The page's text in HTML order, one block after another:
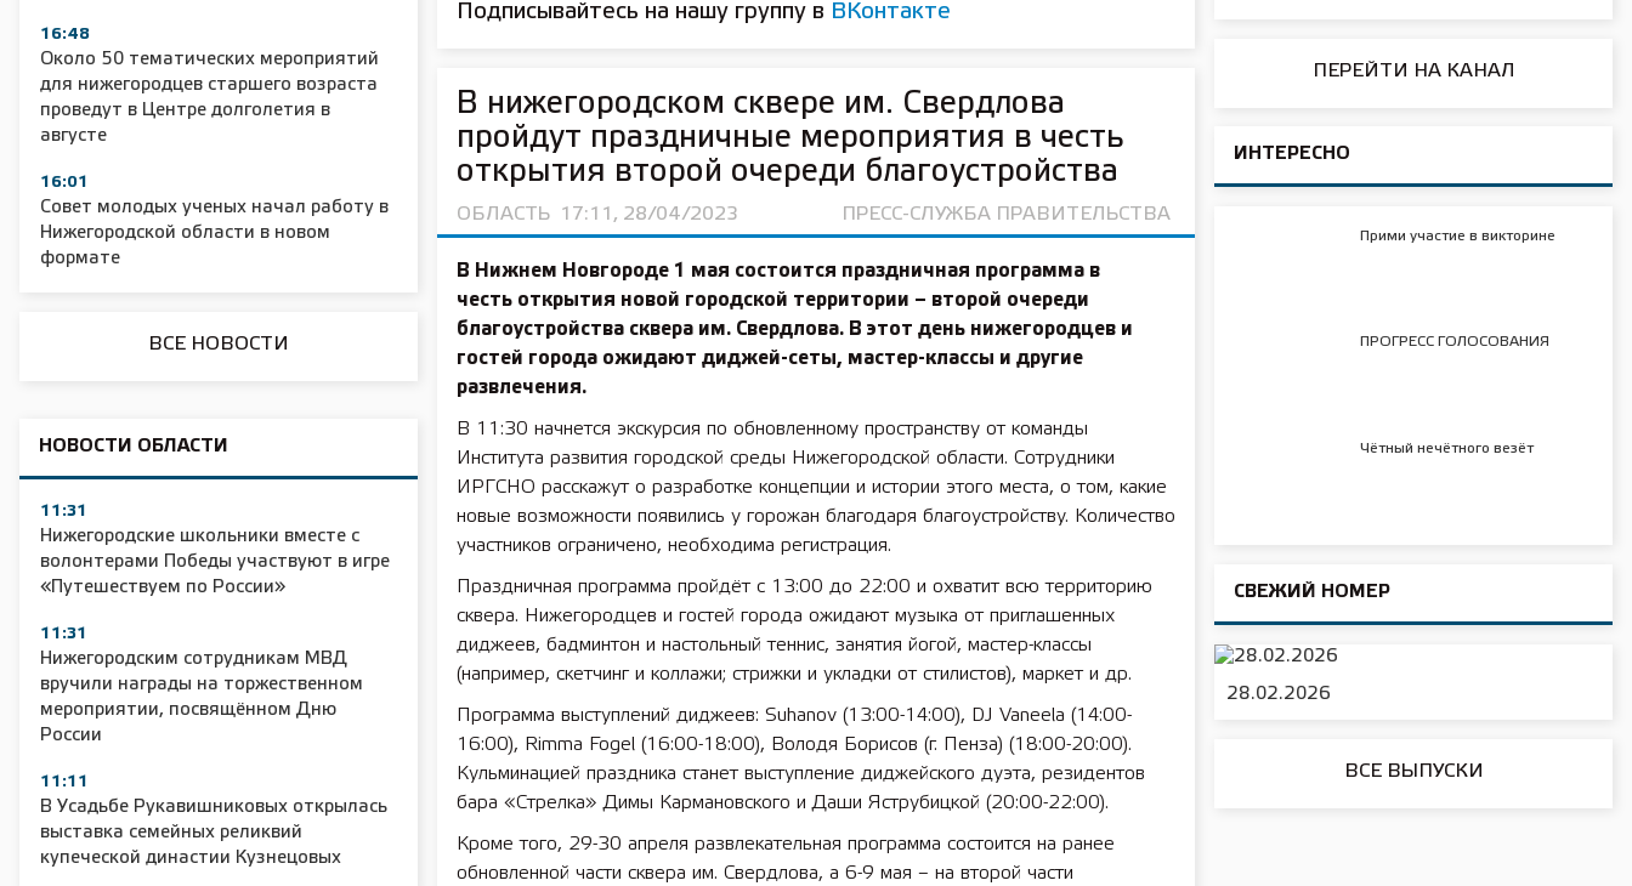
16:48
Около 50 тематических мероприятий
для нижегородцев старшего возраста
проведут в Центре долголетия в
августе
16:01
Совет молодых ученых начал работу в
Нижегородской области в новом
формате
ВСЕ НОВОСТИ
НОВОСТИ ОБЛАСТИ
11:31
Нижегородские школьники вместе с
волонтерами Победы участвуют в игре
«Путешествуем по России»
11:31
Нижегородским сотрудникам МВД
вручили награды на торжественном
мероприятии, посвящённом Дню
России
11:11
В Усадьбе Рукавишниковых открылась
выставка семейных реликвий
купеческой династии Кузнецовых
Подписывайтесь на нашу группу в ВКонтакте
В нижегородском сквере им. Свердлова
пройдут праздничные мероприятия в честь
открытия второй очереди благоустройства
ОБЛАСТЬ 17:11, 28/04/2023 ПРЕСС-СЛУЖБА ПРАВИТЕЛЬСТВА
В Нижнем Новгороде 1 мая состоится праздничная программа в
честь открытия новой городской территории – второй очереди
благоустройства сквера им. Свердлова. В этот день нижегородцев и
гостей города ожидают диджей-сеты, мастер-классы и другие
развлечения.
В 11:30 начнется экскурсия по обновленному пространству от команды
Института развития городской среды Нижегородской области. Сотрудники
ИРГСНО расскажут о разработке концепции и истории этого места, о том, какие
новые возможности появились у горожан благодаря благоустройству. Количество
участников ограничено, необходима регистрация.
Праздничная программа пройдёт с 13:00 до 22:00 и охватит всю территорию
сквера. Нижегородцев и гостей города ожидают музыка от приглашенных
диджеев, бадминтон и настольный теннис, занятия йогой, мастер-классы
(например, скетчинг и коллажи; стрижки и укладки от стилистов), маркет и др.
Программа выступлений диджеев: Suhanov (13:00-14:00), DJ Vaneela (14:00-
16:00), Rimma Fogel (16:00-18:00), Володя Борисов (г. Пенза) (18:00-20:00).
Кульминацией праздника станет выступление диджейского дуэта, резидентов
бара «Стрелка» Димы Кармановского и Даши Яструбицкой (20:00-22:00).
Кроме того, 29-30 апреля развлекательная программа состоится на ранее
обновленной части сквера им. Свердлова, а 6-9 мая – на второй части
ПЕРЕЙТИ НА КАНАЛ
ИНТЕРЕСНО
Прими участие в викторине
ПРОГРЕСС ГОЛОСОВАНИЯ
Чётный нечётного везёт
СВЕЖИЙ НОМЕР
28.02.2026
ВСЕ ВЫПУСКИ